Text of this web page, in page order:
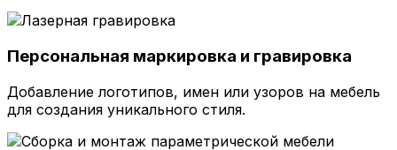
Персональная маркировка и гравировка
Добавление логотипов, имен или узоров на мебель
для создания уникального стиля.